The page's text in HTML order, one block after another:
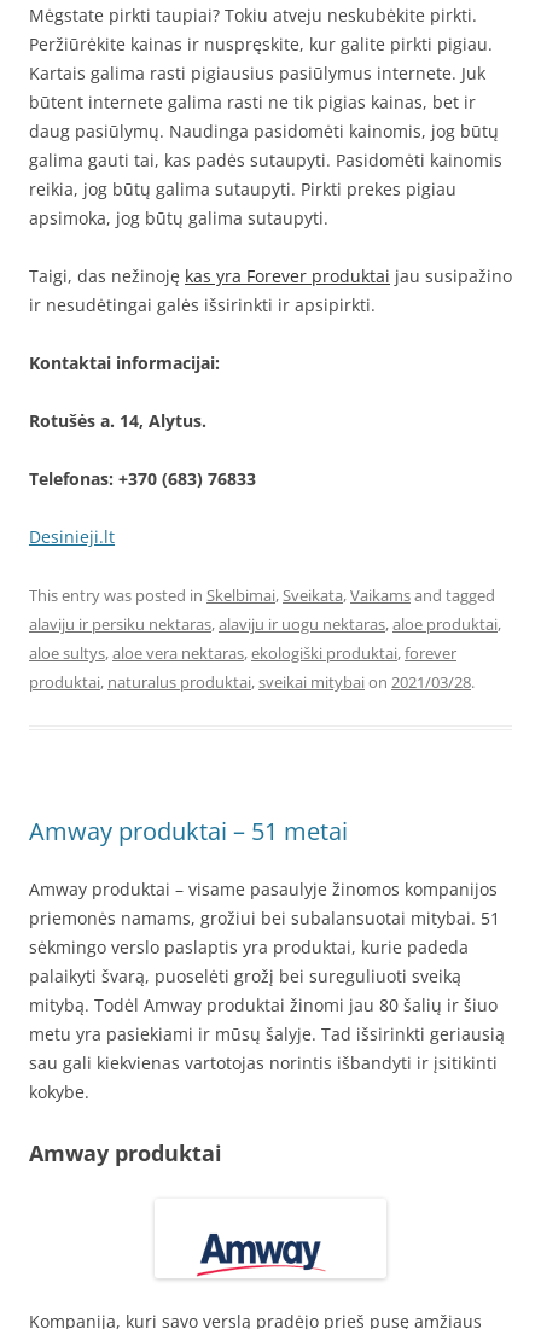
Mėgstate pirkti taupiai? Tokiu atveju neskubėkite pirkti.
Peržiūrėkite kainas ir nuspręskite, kur galite pirkti pigiau.
Kartais galima rasti pigiausius pasiūlymus internete. Juk
būtent internete galima rasti ne tik pigias kainas, bet ir
daug pasiūlymų. Naudinga pasidomėti kainomis, jog būtų
galima gauti tai, kas padės sutaupyti. Pasidomėti kainomis
reikia, jog būtų galima sutaupyti. Pirkti prekes pigiau
apsimoka, jog būtų galima sutaupyti.
Taigi, das nežinoję kas yra Forever produktai jau susipažino
ir nesudėtingai galės išsirinkti ir apsipirkti.
Kontaktai informacijai:
Rotušės a. 14, Alytus.
Telefonas: +370 (683) 76833
Desinieji.lt
This entry was posted in Skelbimai, Sveikata,Vaikamsand tagged
alaviju ir persiku nektaras,alaviju ir uogu nektaras,aloe produktai,
aloe sultys,aloe vera nektaras,ekologiški produktai,forever
produktai, naturalus produktai,sveikai mitybaion 2021/03/28.
Amway produktai – 51 metai
Amway produktai – visame pasaulyje žinomos kompanijos
priemonės namams, grožiui bei subalansuotai mitybai. 51
sėkmingo verslo paslaptis yra produktai, kurie padeda
palaikyti švarą, puoselėti grožį bei sureguliuoti sveiką
mitybą. Todėl Amway produktai žinomi jau 80 šalių ir šiuo
metu yra pasiekiami ir mūsų šalyje. Tad išsirinkti geriausią
sau gali kiekvienas vartotojas norintis išbandyti ir įsitikinti
kokybe.
Amway produktai
Kompanija, kuri savo verslą pradėjo prieš pusę amžiaus